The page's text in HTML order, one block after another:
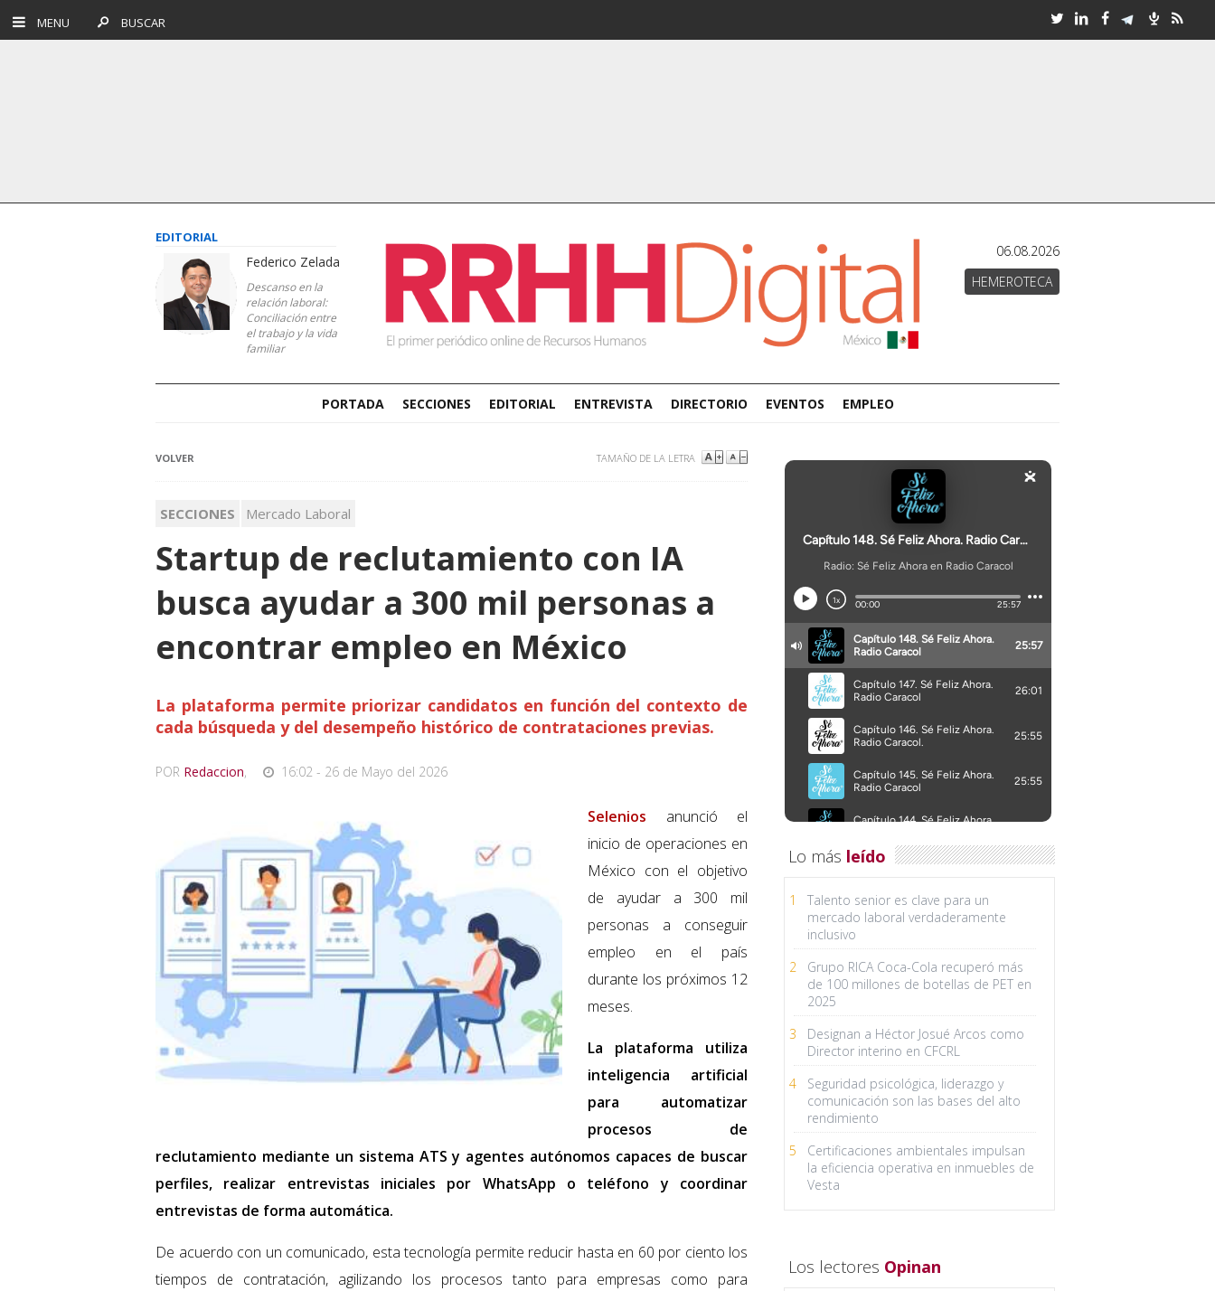
MENU BUSCAR
EDITORIAL
Federico Zelada
Descanso en la
relación laboral:
Conciliación entre
el trabajo y la vida
familiar
06.08.2026
HEMEROTECA
PORTADA SECCIONES EDITORIAL ENTREVISTA DIRECTORIO EVENTOS EMPLEO
VOLVER TAMAÑO DE LA LETRA
SECCIONES Mercado Laboral
Startup de reclutamiento con IA
busca ayudar a 300 mil personas a
encontrar empleo en México
La plataforma permite priorizar candidatos en función del contexto de
cada búsqueda y del desempeño histórico de contrataciones previas.
POR Redaccion, 16:02 - 26 de Mayo del 2026
Selenios anunció el
inicio de operaciones en
México con el objetivo
de ayudar a 300 mil
personas a conseguir
empleo en el país
durante los próximos 12
meses.
La plataforma utiliza
inteligencia artificial
para automatizar
procesos de
reclutamiento mediante un sistema ATS y agentes autónomos capaces de buscar
perfiles, realizar entrevistas iniciales por WhatsApp o teléfono y coordinar
entrevistas de forma automática.
De acuerdo con un comunicado, esta tecnología permite reducir hasta en 60 por ciento los
tiempos de contratación, agilizando los procesos tanto para empresas como para
Lo más leído
1
Talento senior es clave para un
mercado laboral verdaderamente
inclusivo
2
Grupo RICA Coca-Cola recuperó más
de 100 millones de botellas de PET en
2025
3
Designan a Héctor Josué Arcos como
Director interino en CFCRL
4
Seguridad psicológica, liderazgo y
comunicación son las bases del alto
rendimiento
5
Certificaciones ambientales impulsan
la eficiencia operativa en inmuebles de
Vesta
Los lectores Opinan